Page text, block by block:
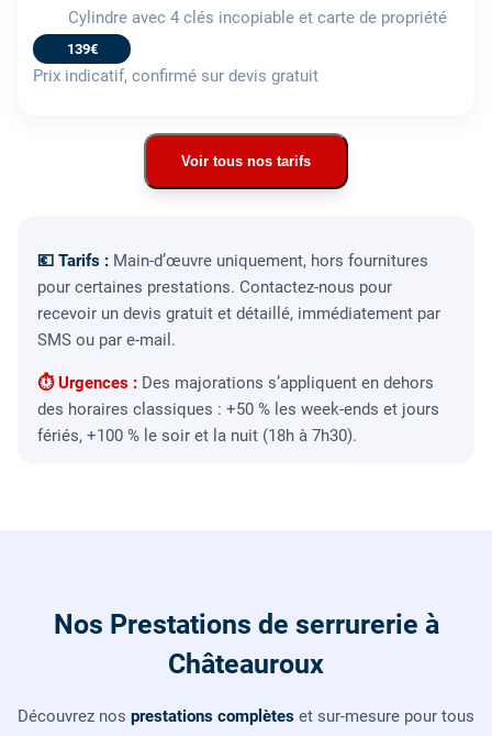
Cylindre avec 4 clés incopiable et carte de propriété
139€
Prix indicatif, confirmé sur devis gratuit
Voir tous nos tarifs
💶 Tarifs : Main-d’œuvre uniquement, hors fournitures
pour certaines prestations. Contactez-nous pour
recevoir un devis gratuit et détaillé, immédiatement par
SMS ou par e-mail.
⏱ Urgences : Des majorations s’appliquent en dehors
des horaires classiques : +50 % les week-ends et jours
fériés, +100 % le soir et la nuit (18h à 7h30).
Nos Prestations de serrurerie à
Châteauroux
Découvrez nos prestations complètes et sur-mesure pour tous